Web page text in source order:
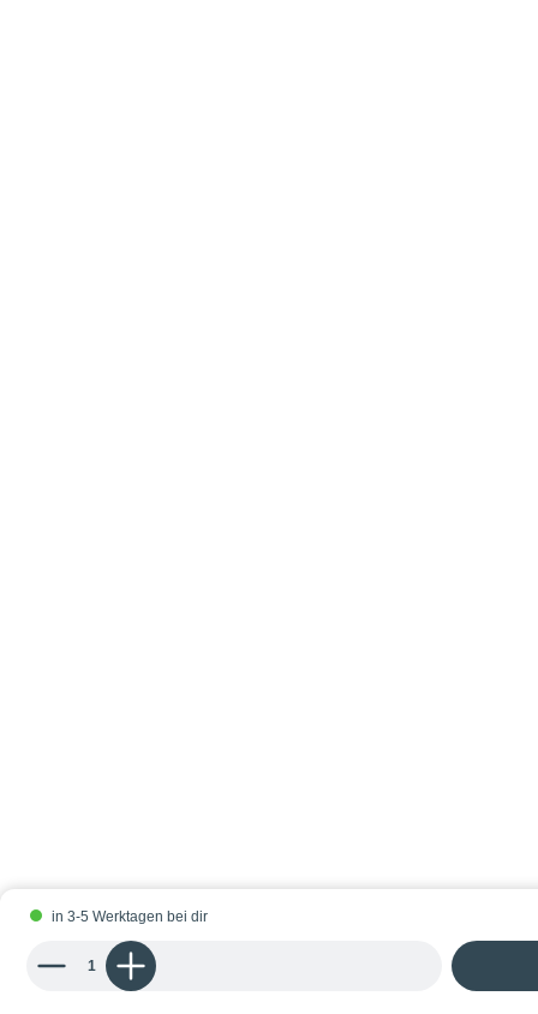
Produkt Anzahl: Gib den gewünschten Wert ein oder benutze die
in 3-5 Werktagen bei dir